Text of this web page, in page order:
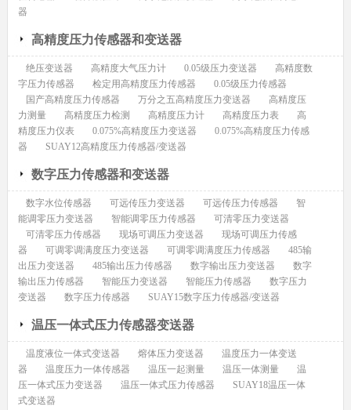
器
高精度压力传感器和变送器
绝压变送器 高精度大气压力计 0.05级压力变送器
高精度数
字压力传感器
检定用高精度压力传感器
0.05级压力传感器
国产高精度压力传感器
万分之五高精度压力变送器
高精度压
力测量
高精度压力检测 高精度压力计 高精度压力表
高
精度压力仪表
0.075%高精度压力变送器
0.075%高精度压力传感
器
SUAY12高精度压力传感器/变送器
数字压力传感器和变送器
数字水位传感器 可远传压力变送器 可远传压力传感器
智
能调零压力变送器
智能调零压力传感器
可清零压力变送器
可清零压力传感器
现场可调压力变送器
现场可调压力传感
器
可调零调满度压力变送器 可调零调满度压力传感器
485输
出压力变送器
485输出压力传感器 数字输出压力变送器
数字
输出压力传感器
智能压力变送器 智能压力传感器
数字压力
变送器
数字压力传感器 SUAY15数字压力传感器/变送器
温压一体式压力传感器变送器
温度液位一体式变送器 熔体压力变送器
温度压力一体变送
器
温度压力一体传感器 温压一起测量 温压一体测量
温
压一体式压力变送器
温压一体式压力传感器
SUAY18温压一体
式变送器